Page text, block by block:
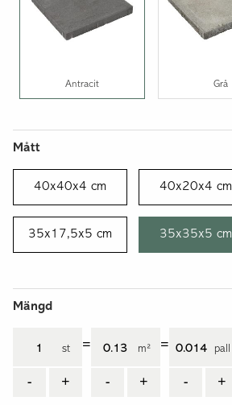
Antracit Grå
Mått
40x40x4 cm 40x20x4 cm
35x17,5x5 cm 35x35x5 cm
Mängd
st
- +
= m²
- +
= pall
- +